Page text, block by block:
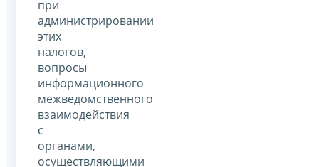
при
администрировании
этих
налогов,
вопросы
информационного
межведомственного
взаимодействия
с
органами,
осуществляющими